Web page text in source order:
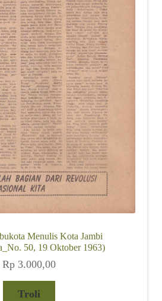
Menulis Kota Jambi
50, 19 Oktober 1963)
Rp 3.000,00
Troli